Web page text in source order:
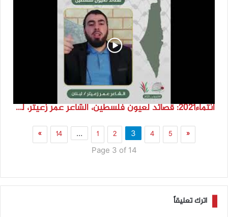
انتماء2021: قصائد لعيون فلسطين، الشاعر عمر زعيتر، لبنان
«
1 2 3 4 5
…
14
»
Page 3 of 14
اترك تعليقاً